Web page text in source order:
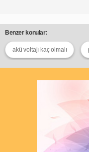
Benzer konular:
akü voltajı kaç olmalı